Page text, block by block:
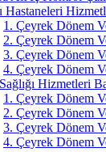
Hastaneleri
1. Çeyrek Dönem
2. Çeyrek Dönem
3. Çeyrek Dönem
4. Çeyrek Dönem
Hizmetleri
1. Çeyrek Dönem
2. Çeyrek Dönem
3. Çeyrek Dönem
4. Çeyrek Dönem